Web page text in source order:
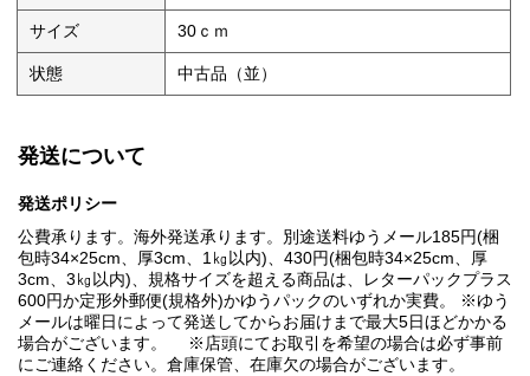
サイズ 30ｃｍ
状態 中古品（並）
発送について
発送ポリシー
公費承ります。海外発送承ります。別途送料ゆうメール185円(梱
包時34×25cm、厚3cm、1㎏以内)、430円(梱包時34×25cm、厚
3cm、3㎏以内)、規格サイズを超える商品は、レターパックプラス
600円か定形外郵便(規格外)かゆうパックのいずれか実費。 ※ゆう
メールは曜日によって発送してからお届けまで最大5日ほどかかる
場合がございます。 ※店頭にてお取引を希望の場合は必ず事前
にご連絡ください。倉庫保管、在庫欠の場合がございます。